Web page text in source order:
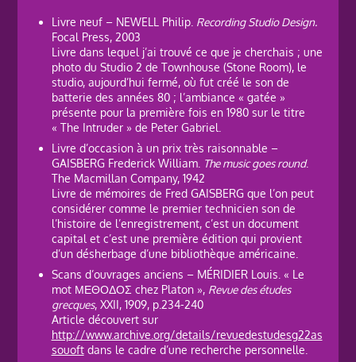
Livre neuf – NEWELL Philip. Recording Studio Design.
Focal Press, 2003
Livre dans lequel j’ai trouvé ce que je cherchais ; une
photo du Studio 2 de Townhouse (Stone Room), le
studio, aujourd’hui fermé, où fut créé le son de
batterie des années 80 ; l’ambiance « gatée »
présente pour la première fois en 1980 sur le titre
« The Intruder » de Peter Gabriel.
Livre d’occasion à un prix très raisonnable –
GAISBERG Frederick William. The music goes round.
The Macmillan Company, 1942
Livre de mémoires de Fred GAISBERG que l’on peut
considérer comme le premier technicien son de
l’histoire de l’enregistrement, c’est un document
capital et c’est une première édition qui provient
d’un désherbage d’une bibliothèque américaine.
Scans d’ouvrages anciens – MÉRIDIER Louis. « Le
mot ΜΕΘΟΔΟΣ chez Platon », Revue des études
grecques, XXII, 1909, p.234-240
Article découvert sur
http://www.archive.org/details/revuedestudesg22as
souoftdans le cadre d’une recherche personnelle.